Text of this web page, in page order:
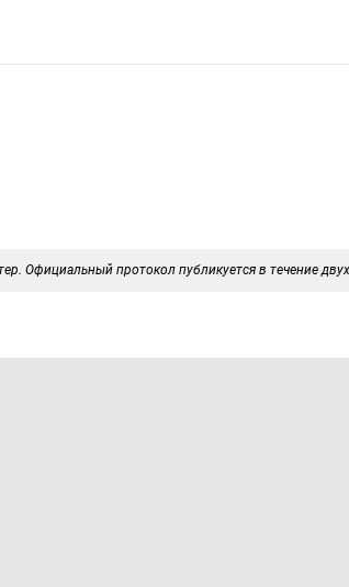
Официальный протокол публикуется в течение